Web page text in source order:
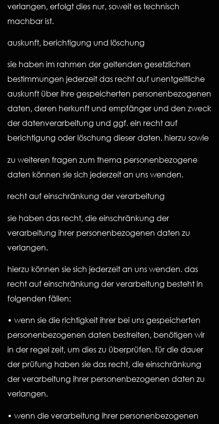
verlangen, erfolgt dies nur, soweit es technisch
machbar ist.
auskunft, berichtigung und löschung
sie haben im rahmen der geltenden gesetzlichen
bestimmungen jederzeit das recht auf unentgeltliche
auskunft über ihre gespeicherten personenbezogenen
daten, deren herkunft und empfänger und den zweck
der datenverarbeitung und ggf. ein recht auf
berichtigung oder löschung dieser daten. hierzu sowie
zu weiteren fragen zum thema personenbezogene
daten können sie sich jederzeit an uns wenden.
recht auf einschränkung der verarbeitung
sie haben das recht, die einschränkung der
verarbeitung ihrer personenbezogenen daten zu
verlangen.
hierzu können sie sich jederzeit an uns wenden. das
recht auf einschränkung der verarbeitung besteht in
folgenden fällen:
• wenn sie die richtigkeit ihrer bei uns gespeicherten
personenbezogenen daten bestreiten, benötigen wir
in der regel zeit, um dies zu überprüfen. für die dauer
der prüfung haben sie das recht, die einschränkung
der verarbeitung ihrer personenbezogenen daten zu
verlangen.
• wenn die verarbeitung ihrer personenbezogenen